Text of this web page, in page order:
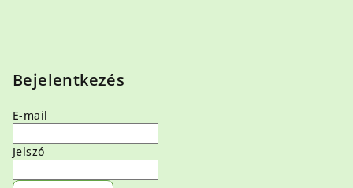
Bejelentkezés
E-mail
Jelszó